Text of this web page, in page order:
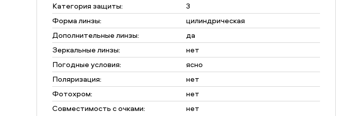
Категория защиты:
3
Форма линзы:
цилиндрическая
Дополнительные линзы:
да
Зеркальные линзы:
нет
Погодные условия:
ясно
Поляризация:
нет
Фотохром:
нет
Совместимость с очками:
нет